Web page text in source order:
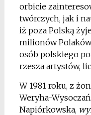
orbicie
twórczych, jak i
iż poza Polską
milionów
osób polskiego
rzesza artystów,
W 1981 roku, z
Weryha-
Napiórkowska,